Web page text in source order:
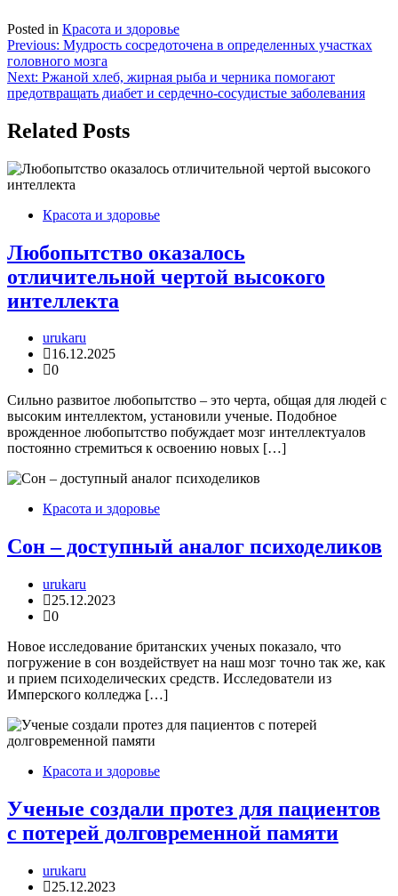
Posted in Красота и здоровье
Навигация
по
записям
Previous: Мудрость сосредоточена в определенных участках
головного мозга
Next: Ржаной хлеб, жирная рыба и черника помогают
предотвращать диабет и сердечно-сосудистые заболевания
Related Posts
Красота и здоровье
Любопытство оказалось
отличительной чертой высокого
интеллекта
urukaru
16.12.2025
0
Сильно развитое любопытство – это черта, общая для людей с
высоким интеллектом, установили ученые. Подобное
врожденное любопытство побуждает мозг интеллектуалов
постоянно стремиться к освоению новых […]
Красота и здоровье
Сон – доступный аналог психоделиков
urukaru
25.12.2023
0
Новое исследование британских ученых показало, что
погружение в сон воздействует на наш мозг точно так же, как
и прием психоделических средств. Исследователи из
Имперского колледжа […]
Красота и здоровье
Ученые создали протез для пациентов
с потерей долговременной памяти
urukaru
25.12.2023